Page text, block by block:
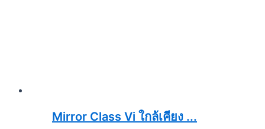
Mirror Class Vi ใกล้เคียง ...